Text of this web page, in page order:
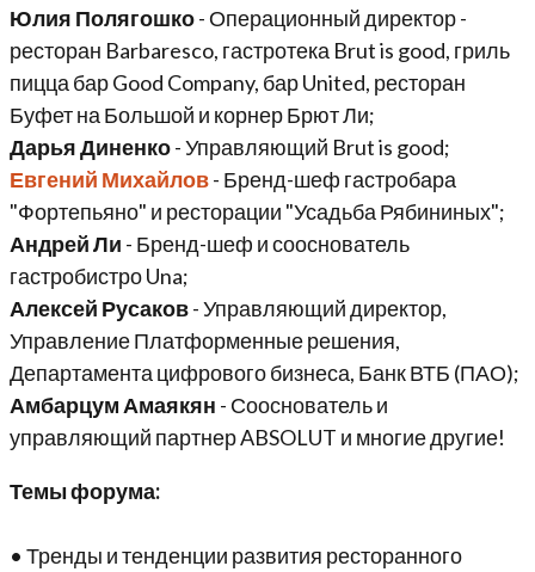
Юлия Полягошко- Операционный директор -
ресторан Barbaresco, гастротека Brut is good, гриль
пицца бар Good Company, бар United, ресторан
Буфет на Большой и корнер Брют Ли;
Дарья Диненко- Управляющий Brut is good;
Евгений Михайлов- Бренд-шеф гастробара
"Фортепьяно" и ресторации "Усадьба Рябининых";
Андрей Ли - Бренд-шеф и сооснователь
гастробистро Una;
Алексей Русаков- Управляющий директор,
Управление Платформенные решения,
Департамента цифрового бизнеса, Банк ВТБ (ПАО);
Амбарцум Амаякян - Сооснователь и
управляющий партнер ABSOLUT и многие другие!
Темы форума:
• Тренды и тенденции развития ресторанного